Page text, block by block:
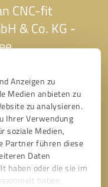
Anzeigen zu
Medien anbieten zu
zu analysieren.
Ihrer Verwendung
soziale Medien,
Partner führen diese
Daten
haben oder die sie im
haben.
CNC-fit
& Co. KG -